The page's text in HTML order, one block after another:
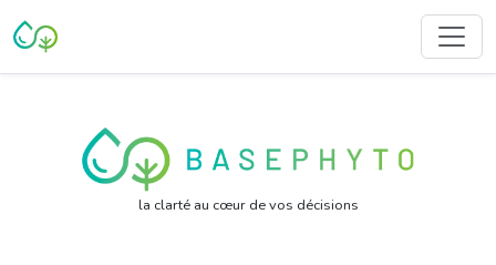
la clarté au cœur de vos décisions